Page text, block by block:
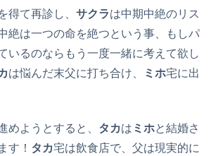
得て再診し、 サクラは中期中絶のリス
絶は一つの命を絶つという事、もしパ
いるのならもう一度一緒に考えて欲し
は悩んだ末父に打ち合け、 ミホ宅に出
めようとすると、 タカは ミホと結婚さ
す！ タカ宅は飲食店で、父は現実的に